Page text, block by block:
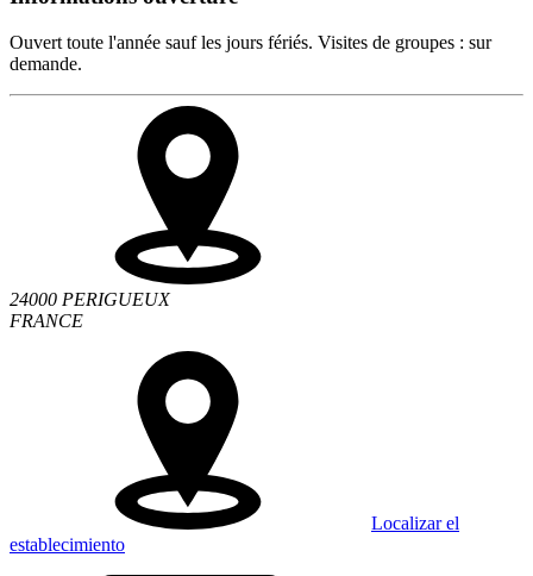
Ouvert toute l'année sauf les jours fériés. Visites de groupes : sur
demande.
24000 PERIGUEUX
FRANCE
Localizar el
establecimiento